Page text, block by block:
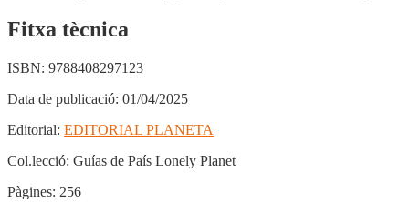
Fitxa tècnica
ISBN: 9788408297123
Data de publicació: 01/04/2025
Editorial: EDITORIAL PLANETA
Col.lecció: Guías de País Lonely Planet
Pàgines: 256